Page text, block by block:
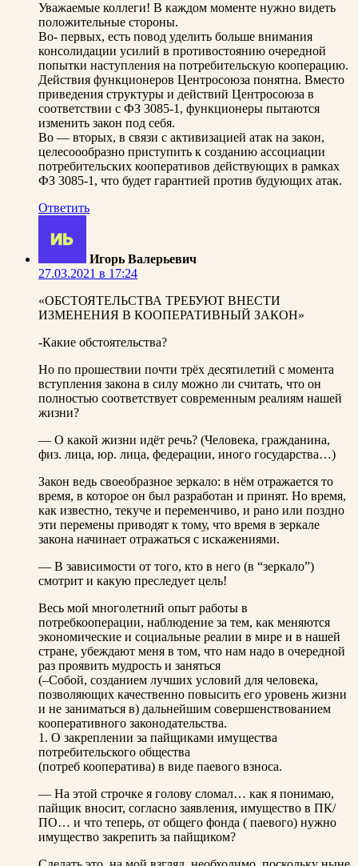
Уважаемые коллеги! В каждом моменте нужно видеть
положительные стороны.
Во- первых, есть повод уделить больше внимания
консолидации усилий в противостоянию очередной
попытки наступления на потребительскую кооперацию.
Действия функционеров Центросоюза понятна. Вместо
приведения структуры и действий Центросоюза в
соответствии с ФЗ 3085-1, функционеры пытаются
изменить закон под себя.
Во — вторых, в связи с активизацией атак на закон,
целесоообразно приступить к созданию ассоциации
потребительских кооперативов действующих в рамках
ФЗ 3085-1, что будет гарантией против будующих атак.
Ответить
Игорь Валерьевич
27.03.2021 в 17:24
«ОБСТОЯТЕЛЬСТВА ТРЕБУЮТ ВНЕСТИ
ИЗМЕНЕНИЯ В КООПЕРАТИВНЫЙ ЗАКОН»
-Какие обстоятельства?
Но по прошествии почти трёх десятилетий с момента
вступления закона в силу можно ли считать, что он
полностью соответствует современным реалиям нашей
жизни?
— О какой жизни идёт речь? (Человека, гражданина,
физ. лица, юр. лица, федерации, иного государства…)
Закон ведь своеобразное зеркало: в нём отражается то
время, в которое он был разработан и принят. Но время,
как известно, текуче и переменчиво, и рано или поздно
эти перемены приводят к тому, что время в зеркале
закона начинает отражаться с искажениями.
— В зависимости от того, кто в него (в “зеркало”)
смотрит и какую преследует цель!
Весь мой многолетний опыт работы в
потребкооперации, наблюдение за тем, как меняются
экономические и социальные реалии в мире и в нашей
стране, убеждают меня в том, что нам надо в очередной
раз проявить мудрость и заняться
(–Собой, созданием лучших условий для человека,
позволяющих качественно повысить его уровень жизни
и не заниматься в) дальнейшим совершенствованием
кооперативного законодательства.
1. О закреплении за пайщиками имущества
потребительского общества
(потреб кооператива) в виде паевого взноса.
— На этой строчке я голову сломал… как я понимаю,
пайщик вносит, согласно заявления, имущество в ПК/
ПО… и что теперь, от общего фонда ( паевого) нужно
имущество закрепить за пайщиком?